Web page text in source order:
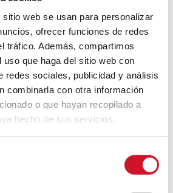
web se usan para personalizar
ofrecer funciones de redes
tráfico. Además, compartimos
uso que haga del sitio web con
redes sociales, publicidad y análisis
combinarla con otra información
o que hayan recopilado a
hecho de sus servicios.
ejercicios de
juego visual e
y la práctica, toca
Este bloque reúne
mano, ojo y pensamiento
una idea clave: el
a dibujar como quien